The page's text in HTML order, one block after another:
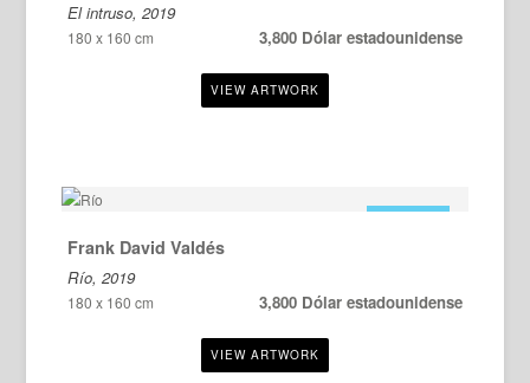
El intruso, 2019
180 x 160 cm 3,800 Dólar estadounidense
Frank David Valdés
Río, 2019
180 x 160 cm 3,800 Dólar estadounidense